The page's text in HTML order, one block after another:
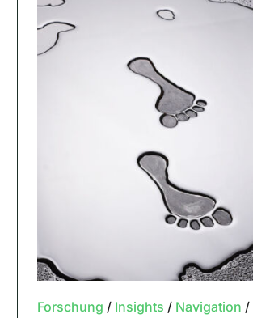
Forschung / Insights / Navigation /